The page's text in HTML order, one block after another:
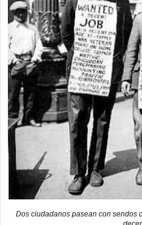
Dos ciudadanos pasean con sendos